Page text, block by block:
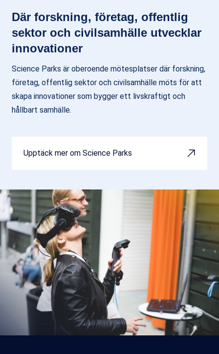
Där forskning, företag, offentlig
sektor och civilsamhälle utvecklar
innovationer
Science Parks är oberoende mötesplatser där forskning,
företag, offentlig sektor och civilsamhälle möts för att
skapa innovationer som bygger ett livskraftigt och
hållbart samhälle.
Upptäck mer om Science Parks